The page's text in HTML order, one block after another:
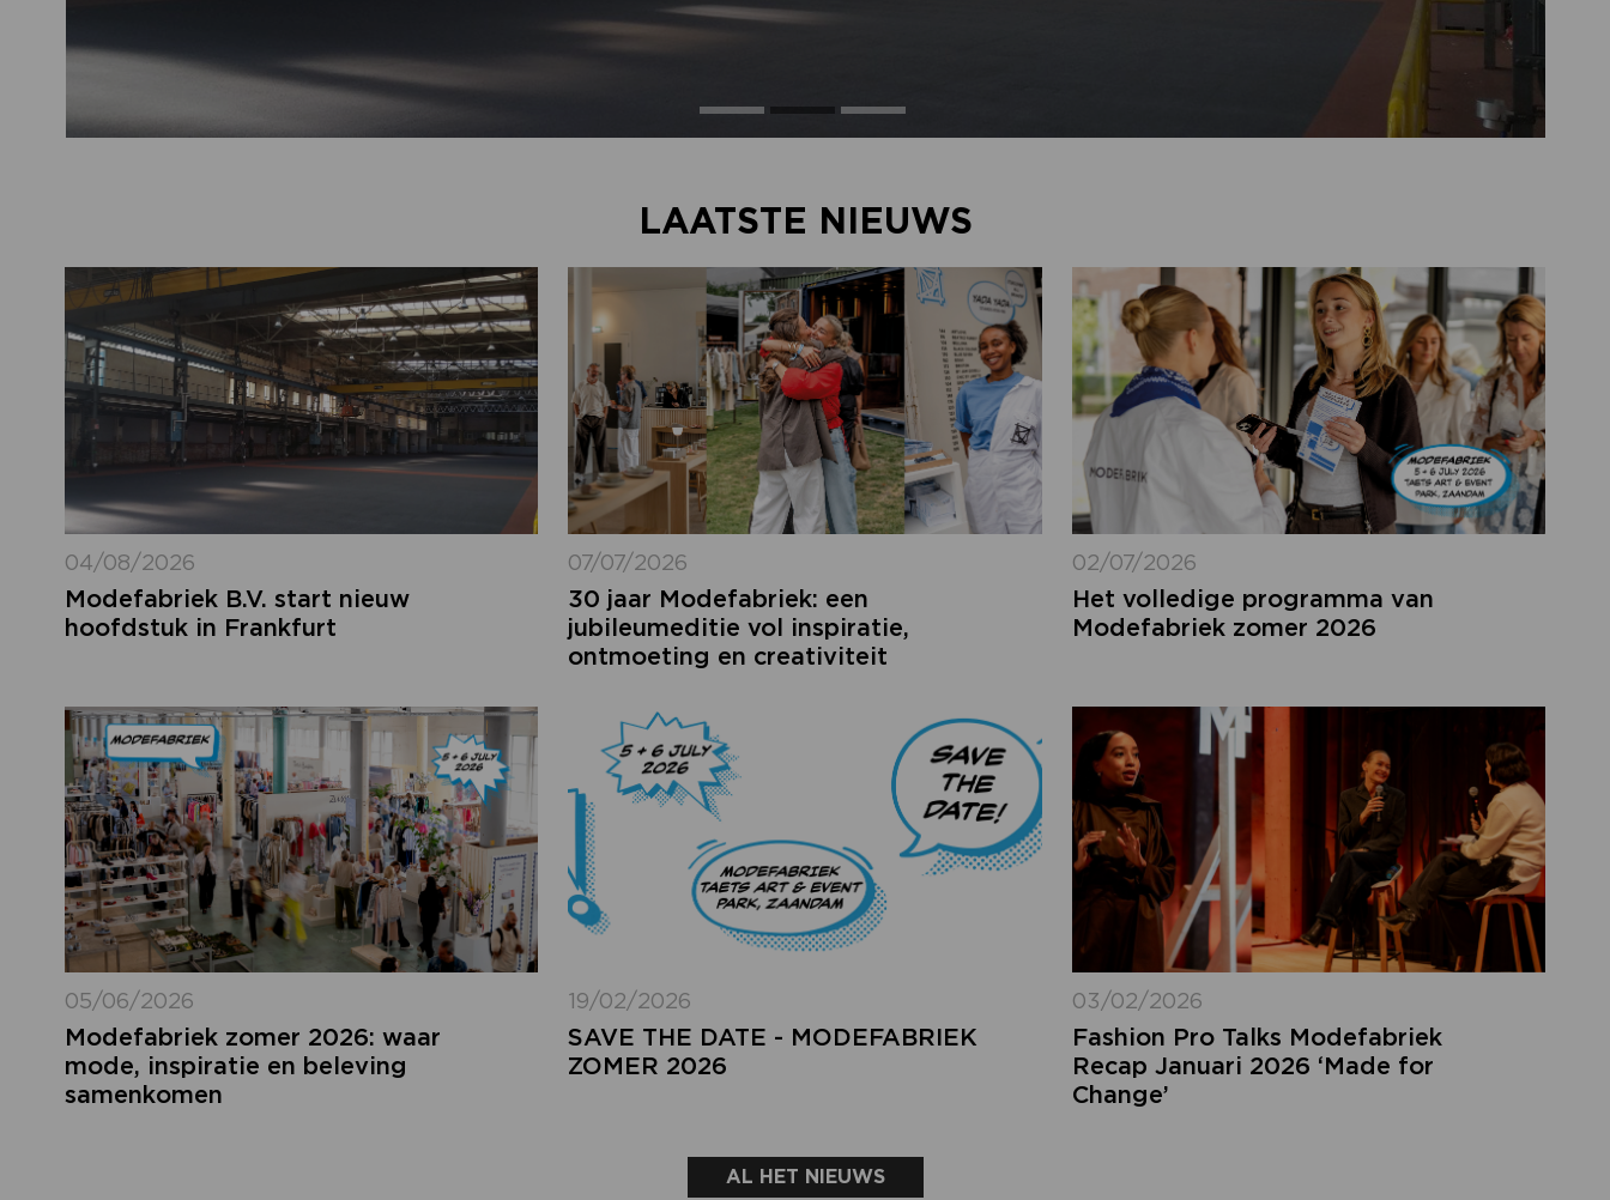
LAATSTE NIEUWS
04/08/2026
Modefabriek B.V. start nieuw
hoofdstuk in Frankfurt
07/07/2026
30 jaar Modefabriek: een
jubileumeditie vol inspiratie,
ontmoeting en creativiteit
02/07/2026
Het volledige programma van
Modefabriek zomer 2026
05/06/2026
Modefabriek zomer 2026: waar
mode, inspiratie en beleving
samenkomen
19/02/2026
SAVE THE DATE - MODEFABRIEK
ZOMER 2026
03/02/2026
Fashion Pro Talks Modefabriek
Recap Januari 2026 ‘Made for
Change’
AL HET NIEUWS